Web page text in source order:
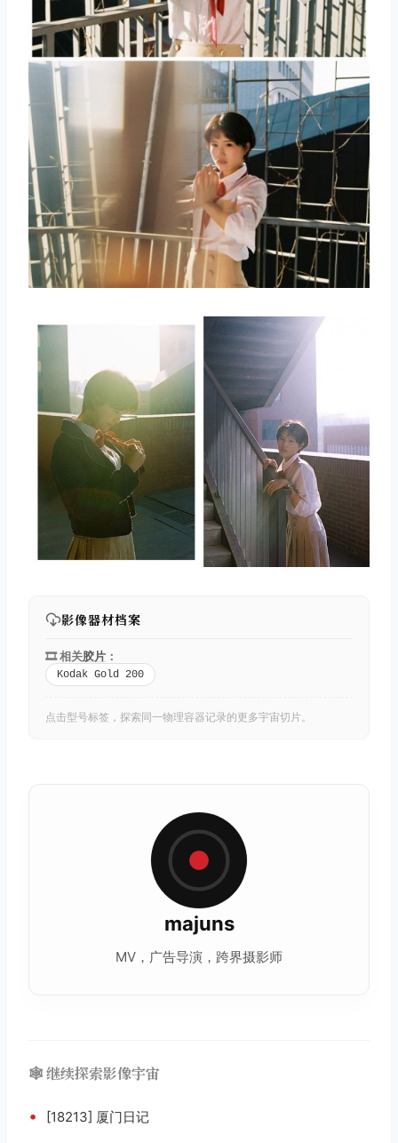
影像器材档案
🎞️ 相关胶片 ：
Kodak Gold 200
点击型号标签，探索同一物理容器记录的更多宇宙切片。
majuns
MV，广告导演，跨界摄影师
🕸️ 继续探索影像宇宙
• [18213] 厦门日记